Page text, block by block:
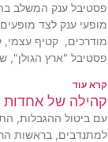
פסטיבל ענק המשלב
מופעי ענק לצד מופעים
פסטיבל "ארץ הגולן",
קרא עוד
קהילה של אחדות
עם ביטול ההגבלות,
למתנדבים, בראשות